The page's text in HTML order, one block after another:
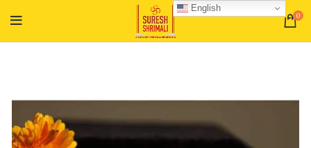
0
English